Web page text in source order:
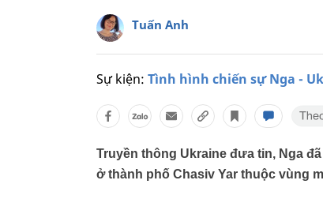
Tuấn Anh
Sự kiện: Tình hình chiến sự Nga -
Truyền thông Ukraine đưa tin, Nga
ở thành phố Chasiv Yar thuộc vùng